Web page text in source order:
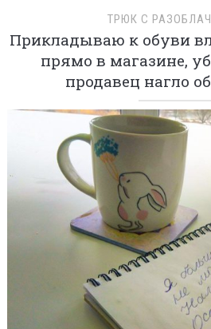
ТРЮК С
Прикладываю к обуви
прямо в магазине,
продавец нагло